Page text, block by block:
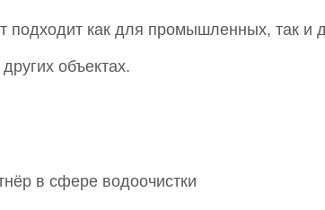
подходит как для промышленных, так
объектах.
в сфере водоочистки